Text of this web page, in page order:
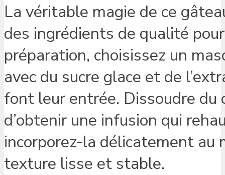
La véritable magie de ce
des ingrédients de qualité
préparation, choisissez un
avec du sucre glace et de
font leur entrée. Dissoudre du
d’obtenir une infusion qui
incorporez-la délicatement au
texture lisse et stable.